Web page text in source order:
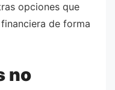
opciones que
de forma
no